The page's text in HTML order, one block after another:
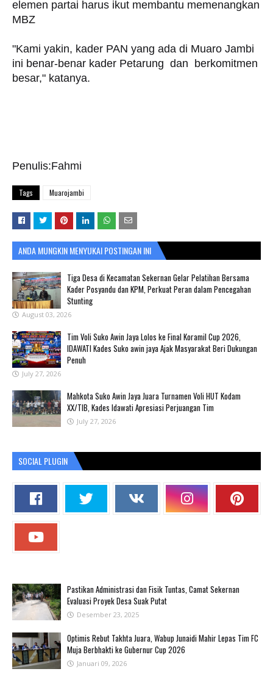
elemen partai harus ikut membantu memenangkan
MBZ
"Kami yakin, kader PAN yang ada di Muaro Jambi
ini benar-benar kader Petarung dan berkomitmen
besar," katanya.
Penulis:Fahmi
Tags Muarojambi
ANDA MUNGKIN MENYUKAI POSTINGAN INI
Tiga Desa di Kecamatan Sekernan Gelar Pelatihan Bersama
Kader Posyandu dan KPM, Perkuat Peran dalam Pencegahan
Stunting
August 03, 2026
Tim Voli Suko Awin Jaya Lolos ke Final Koramil Cup 2026,
IDAWATI Kades Suko awin jaya Ajak Masyarakat Beri Dukungan
Penuh
July 27, 2026
Mahkota Suko Awin Jaya Juara Turnamen Voli HUT Kodam
XX/TIB, Kades Idawati Apresiasi Perjuangan Tim
July 27, 2026
SOCIAL PLUGIN
Pastikan Administrasi dan Fisik Tuntas, Camat Sekernan
Evaluasi Proyek Desa Suak Putat
Desember 23, 2025
Optimis Rebut Takhta Juara, Wabup Junaidi Mahir Lepas Tim FC
Muja Berbhakti ke Gubernur Cup 2026
Januari 09, 2026